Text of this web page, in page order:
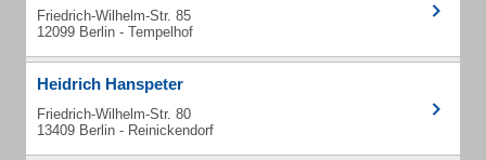
Friedrich-Wilhelm-Str. 85
12099 Berlin - Tempelhof
Heidrich Hanspeter
Friedrich-Wilhelm-Str. 80
13409 Berlin - Reinickendorf